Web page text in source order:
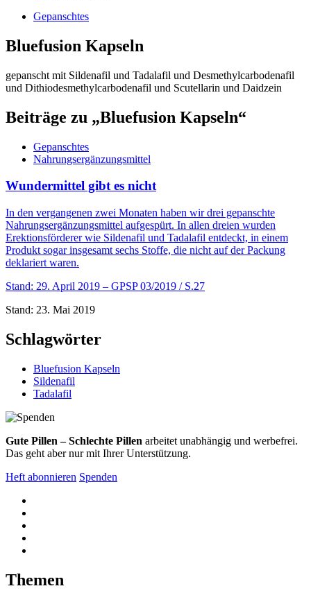
Gepanschtes
Bluefusion Kapseln
gepanscht mit Sildenafil und Tadalafil und Desmethylcarbodenafil
und Dithiodesmethylcarbodenafil und Scutellarin und Daidzein
Beiträge zu „Bluefusion Kapseln“
Gepanschtes
Nahrungsergänzungsmittel
Wundermittel gibt es nicht
In den vergangenen zwei Monaten haben wir drei gepanschte
Nahrungsergänzungsmittel aufgespürt. In allen dreien wurden
Erektionsförderer wie Sildenafil und Tadalafil entdeckt, in einem
Produkt sogar insgesamt sechs Stoffe, die nicht auf der Packung
deklariert waren.
Stand: 29. April 2019 – GPSP 03/2019 / S.27
Stand: 23. Mai 2019
Schlagwörter
Bluefusion Kapseln
Sildenafil
Tadalafil
Gute Pillen – Schlechte Pillen arbeitet unabhängig und werbefrei.
Das geht aber nur mit Ihrer Unterstützung.
Heft abonnieren Spenden
Themen